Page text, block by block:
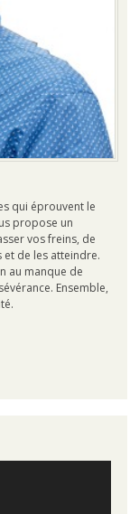
qui éprouvent le
propose un
vos freins, de
de les atteindre.
au manque de
Ensemble,